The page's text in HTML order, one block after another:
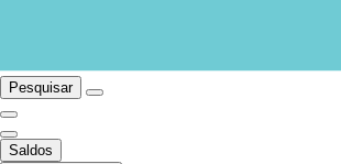
Pesquisar
Saldos